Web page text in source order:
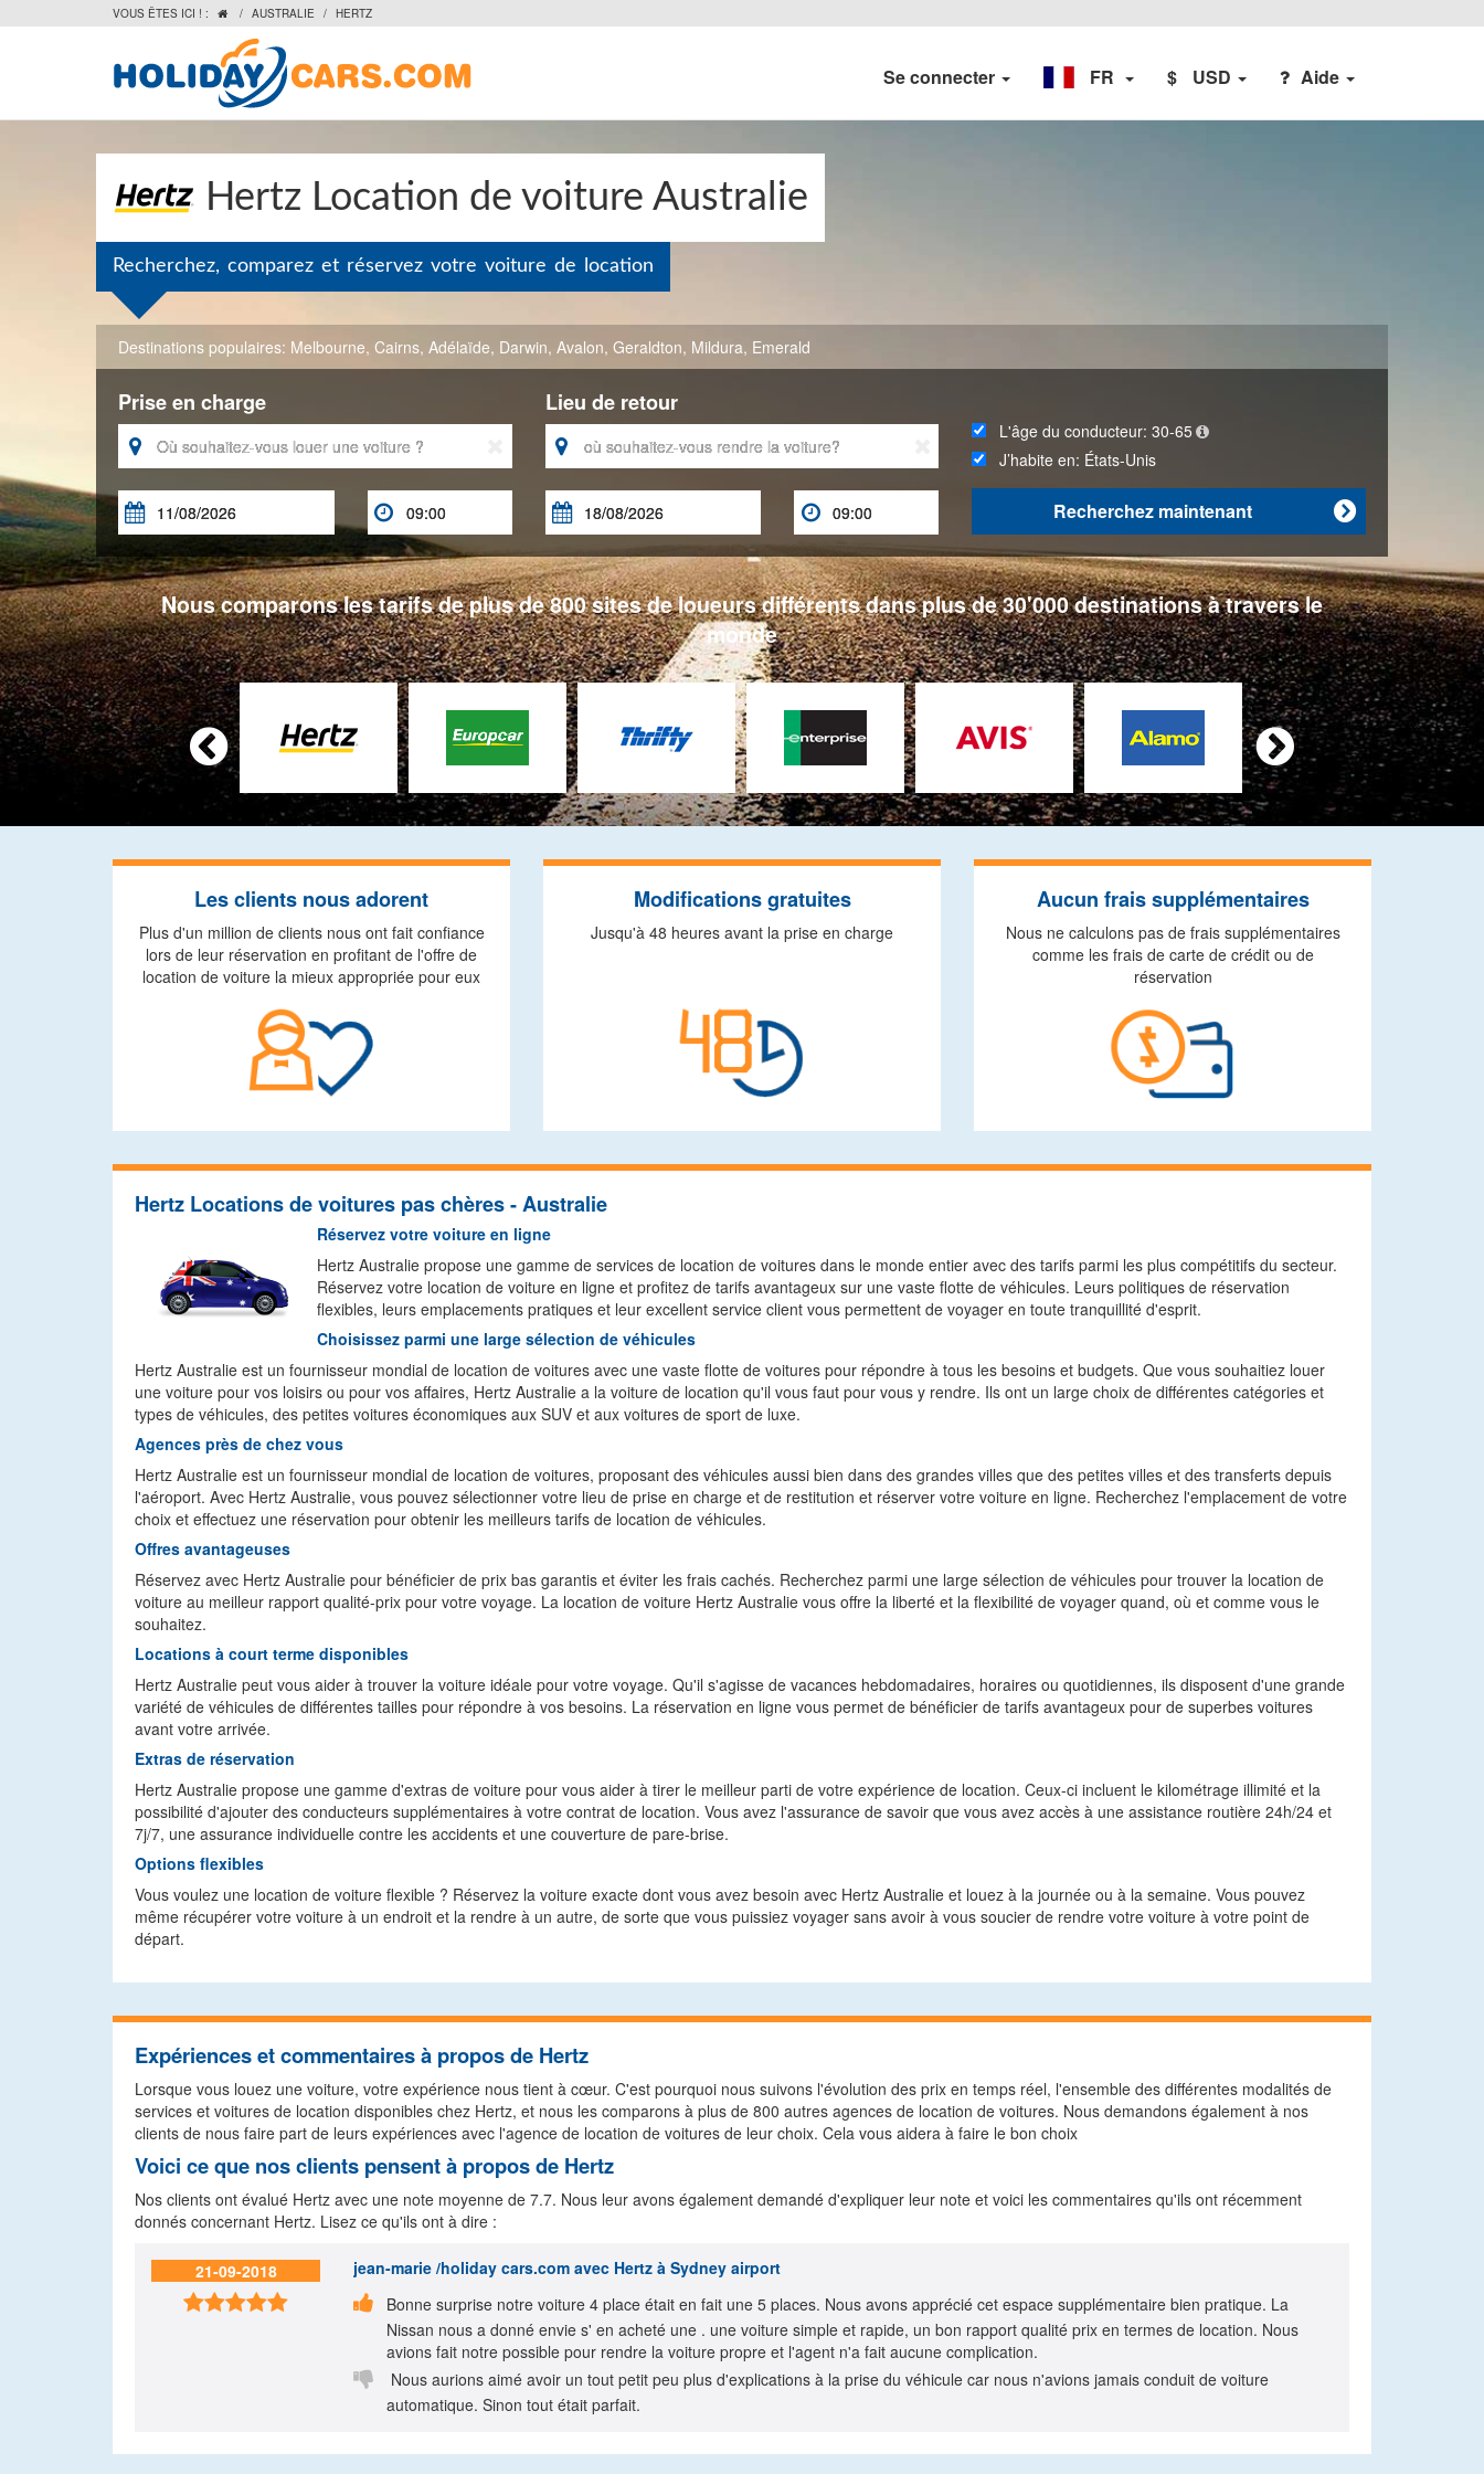
VOUS ÊTES ICI ! :  / AUSTRALIE / HERTZ
Se connecter FR $ USD Aide
Hertz Location de voiture Australie
Recherchez, comparez et réservez votre voiture de location
Destinations populaires: Melbourne, Cairns, Adélaïde, Darwin, Avalon, Geraldton, Mildura, Emerald
Prise en charge

 
Lieu de retour

 
L'âge du conducteur:30-65
J’habite en: États-Unis

Recherchez maintenant
Nous comparons les tarifs de plus de 800 sites de loueurs différents dans plus de 30'000 destinations à travers le
monde
 
Les clients nous adorent
Plus d'un million de clients nous ont fait confiance
lors de leur réservation en profitant de l'offre de
location de voiture la mieux appropriée pour eux
Modifications gratuites
Jusqu'à 48 heures avant la prise en charge
Aucun frais supplémentaires
Nous ne calculons pas de frais supplémentaires
comme les frais de carte de crédit ou de
réservation
Hertz Locations de voitures pas chères - Australie
Réservez votre voiture en ligne
Hertz Australie propose une gamme de services de location de voitures dans le monde entier avec des tarifs parmi les plus compétitifs du secteur.
Réservez votre location de voiture en ligne et profitez de tarifs avantageux sur une vaste flotte de véhicules. Leurs politiques de réservation
flexibles, leurs emplacements pratiques et leur excellent service client vous permettent de voyager en toute tranquillité d'esprit.
Choisissez parmi une large sélection de véhicules
Hertz Australie est un fournisseur mondial de location de voitures avec une vaste flotte de voitures pour répondre à tous les besoins et budgets. Que vous souhaitiez louer
une voiture pour vos loisirs ou pour vos affaires, Hertz Australie a la voiture de location qu'il vous faut pour vous y rendre. Ils ont un large choix de différentes catégories et
types de véhicules, des petites voitures économiques aux SUV et aux voitures de sport de luxe.
Agences près de chez vous
Hertz Australie est un fournisseur mondial de location de voitures, proposant des véhicules aussi bien dans des grandes villes que des petites villes et des transferts depuis
l'aéroport. Avec Hertz Australie, vous pouvez sélectionner votre lieu de prise en charge et de restitution et réserver votre voiture en ligne. Recherchez l'emplacement de votre
choix et effectuez une réservation pour obtenir les meilleurs tarifs de location de véhicules.
Offres avantageuses
Réservez avec Hertz Australie pour bénéficier de prix bas garantis et éviter les frais cachés. Recherchez parmi une large sélection de véhicules pour trouver la location de
voiture au meilleur rapport qualité-prix pour votre voyage. La location de voiture Hertz Australie vous offre la liberté et la flexibilité de voyager quand, où et comme vous le
souhaitez.
Locations à court terme disponibles
Hertz Australie peut vous aider à trouver la voiture idéale pour votre voyage. Qu'il s'agisse de vacances hebdomadaires, horaires ou quotidiennes, ils disposent d'une grande
variété de véhicules de différentes tailles pour répondre à vos besoins. La réservation en ligne vous permet de bénéficier de tarifs avantageux pour de superbes voitures
avant votre arrivée.
Extras de réservation
Hertz Australie propose une gamme d'extras de voiture pour vous aider à tirer le meilleur parti de votre expérience de location. Ceux-ci incluent le kilométrage illimité et la
possibilité d'ajouter des conducteurs supplémentaires à votre contrat de location. Vous avez l'assurance de savoir que vous avez accès à une assistance routière 24h/24 et
7j/7, une assurance individuelle contre les accidents et une couverture de pare-brise.
Options flexibles
Vous voulez une location de voiture flexible ? Réservez la voiture exacte dont vous avez besoin avec Hertz Australie et louez à la journée ou à la semaine. Vous pouvez
même récupérer votre voiture à un endroit et la rendre à un autre, de sorte que vous puissiez voyager sans avoir à vous soucier de rendre votre voiture à votre point de
départ.
Expériences et commentaires à propos de Hertz
Lorsque vous louez une voiture, votre expérience nous tient à cœur. C'est pourquoi nous suivons l'évolution des prix en temps réel, l'ensemble des différentes modalités de
services et voitures de location disponibles chez Hertz, et nous les comparons à plus de 800 autres agences de location de voitures. Nous demandons également à nos
clients de nous faire part de leurs expériences avec l'agence de location de voitures de leur choix. Cela vous aidera à faire le bon choix
Voici ce que nos clients pensent à propos de Hertz
Nos clients ont évalué Hertz avec une note moyenne de 7.7. Nous leur avons également demandé d'expliquer leur note et voici les commentaires qu'ils ont récemment
donnés concernant Hertz. Lisez ce qu'ils ont à dire :
21-09-2018

jean-marie /holiday cars.com avec Hertz à Sydney airport

Bonne surprise notre voiture 4 place était en fait une 5 places. Nous avons apprécié cet espace supplémentaire bien pratique. La
Nissan nous a donné envie s' en acheté une . une voiture simple et rapide, un bon rapport qualité prix en termes de location. Nous
avions fait notre possible pour rendre la voiture propre et l'agent n'a fait aucune complication.

Nous aurions aimé avoir un tout petit peu plus d'explications à la prise du véhicule car nous n'avions jamais conduit de voiture
automatique. Sinon tout était parfait.